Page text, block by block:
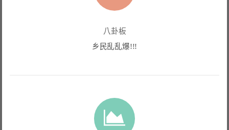
八卦板
乡民乱乱爆!!!